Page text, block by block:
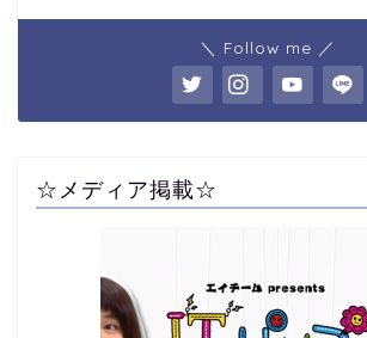
＼ Follow me ／
☆メディア掲載☆